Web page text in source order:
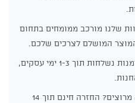
שלנו מורכב ממומחים בתחום
המושלם לצרכים שלכם.
– הזמנות נשלחות תוך 1-3 ימי עסקים,
– לא מרוצים? החזרה חינם תוך 14